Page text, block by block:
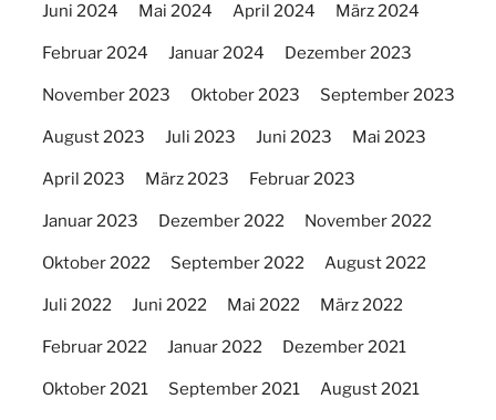
Juni 2024 Mai 2024 April 2024 März 2024
Februar 2024 Januar 2024 Dezember 2023
November 2023 Oktober 2023 September 2023
August 2023 Juli 2023 Juni 2023 Mai 2023
April 2023 März 2023 Februar 2023
Januar 2023 Dezember 2022 November 2022
Oktober 2022 September 2022 August 2022
Juli 2022 Juni 2022 Mai 2022 März 2022
Februar 2022 Januar 2022 Dezember 2021
Oktober 2021 September 2021 August 2021